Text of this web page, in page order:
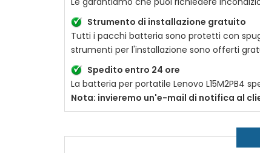
Strumento di installazione gratuito
Tutti i pacchi batteria sono protetti con
strumenti per l'installazione sono offerti
Spedito entro 24 ore
La batteria per portatile Lenovo L15M2PB4
Nota: invieremo un'e-mail di notifica al